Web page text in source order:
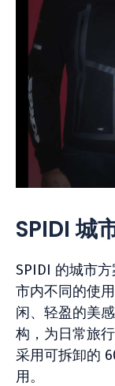
SPIDI 城
SPIDI 的城市
市内不同的使
闲、轻盈的美
构，为日常旅
采用可拆卸的
用。